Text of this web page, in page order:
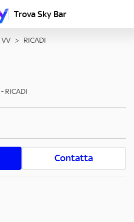
Trova Sky Bar
VV > RICADI
- RICADI
Contatta